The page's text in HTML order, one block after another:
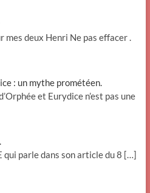
mes deux Henri Ne pas effacer .
: un mythe prométéen.
et Eurydice n’est pas une
qui parle dans son article du 8 […]